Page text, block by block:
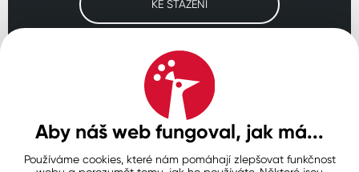
KE STAŽENÍ
Navštivte naše pobočky
SLOVENSKO POLSKO
Ochrana osobních údajů
Zásady používání souborů cookie
Aby náš web fungoval, jak má...
Používáme cookies, které nám pomáhají zlepšovat funkčnost